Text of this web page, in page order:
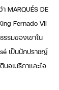
MARQUÉS DE
Fernado VII
รมของเขาใน
เป็นนักปราชญ์
อเมริกาและไอ